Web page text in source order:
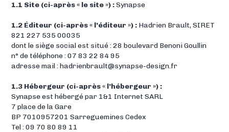
1.1 Site (ci-après « le site ») :Synapse
1.2 Éditeur (ci-après « l’éditeur ») : Hadrien Brault, SIRET
821 227 535 00035
dont le siège social est situé : 28 boulevard Benoni Goullin
n° de téléphone : 07 83 22 84 95
adresse mail : hadrienbrault@synapse-design.fr
1.3 Hébergeur (ci-après « l’hébergeur ») :
Synapse est hébergé par 1&1 Internet SARL
7 place de la Gare
BP 7010957201 Sarreguemines Cedex
Tel : 09 70 80 89 11